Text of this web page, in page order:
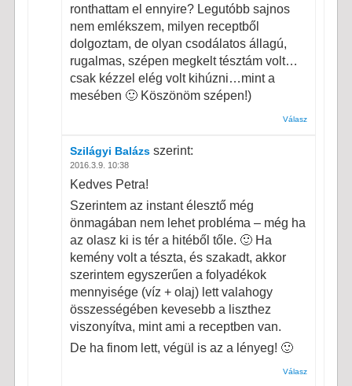
ronthattam el ennyire? Legutóbb sajnos
nem emlékszem, milyen receptből
dolgoztam, de olyan csodálatos állagú,
rugalmas, szépen megkelt tésztám volt…
csak kézzel elég volt kihúzni…mint a
mesében 🙂 Köszönöm szépen!)
Válasz
Szilágyi Balázs szerint:
2016.3.9. 10:38
Kedves Petra!
Szerintem az instant élesztő még
önmagában nem lehet probléma – még ha
az olasz ki is tér a hitéből tőle. 🙂 Ha
kemény volt a tészta, és szakadt, akkor
szerintem egyszerűen a folyadékok
mennyisége (víz + olaj) lett valahogy
összességében kevesebb a liszthez
viszonyítva, mint ami a receptben van.
De ha finom lett, végül is az a lényeg! 🙂
Válasz